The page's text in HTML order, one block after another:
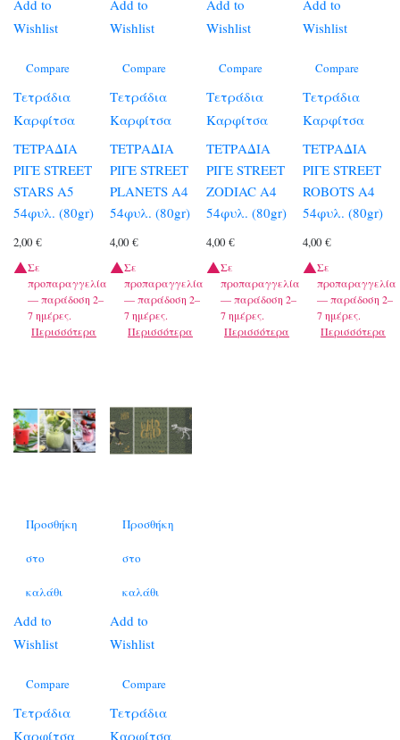
Add to
Wishlist
Compare
Τετράδια
Καρφίτσα
ΤΕΤΡΑΔΙΑ
ΡΙΓΕ STREET
STARS A5
54φυλ. (80gr)
2,00 €
Σε
προπαραγγελία
— παράδοση 2–
7 ημέρες.
Περισσότερα
Add to
Wishlist
Compare
Τετράδια
Καρφίτσα
ΤΕΤΡΑΔΙΑ
ΡΙΓΕ STREET
PLANETS A4
54φυλ. (80gr)
4,00€
Σε
προπαραγγελία
— παράδοση 2–
7 ημέρες.
Περισσότερα
Add to
Wishlist
Compare
Τετράδια
Καρφίτσα
ΤΕΤΡΑΔΙΑ
ΡΙΓΕ STREET
ZODIAC A4
54φυλ. (80gr)
4,00€
Σε
προπαραγγελία
— παράδοση 2–
7 ημέρες.
Περισσότερα
Add to
Wishlist
Compare
Τετράδια
Καρφίτσα
ΤΕΤΡΑΔΙΑ
ΡΙΓΕ STREET
ROBOTS A4
54φυλ. (80gr)
4,00€
Σε
προπαραγγελία
— παράδοση 2–
7 ημέρες.
Περισσότερα
Προσθήκη
στο
καλάθι
Add to
Wishlist
Compare
Τετράδια
Καρφίτσα
Προσθήκη
στο
καλάθι
Add to
Wishlist
Compare
Τετράδια
Καρφίτσα